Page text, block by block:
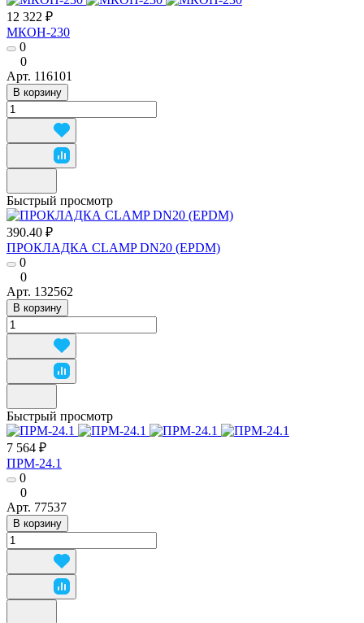
12 322 ₽
МКОН-230
0
0
Арт. 116101
В корзину
Быстрый просмотр
390.40 ₽
ПРОКЛАДКА CLAMP DN20 (EPDM)
0
0
Арт. 132562
В корзину
Быстрый просмотр
7 564 ₽
ПРМ-24.1
0
0
Арт. 77537
В корзину